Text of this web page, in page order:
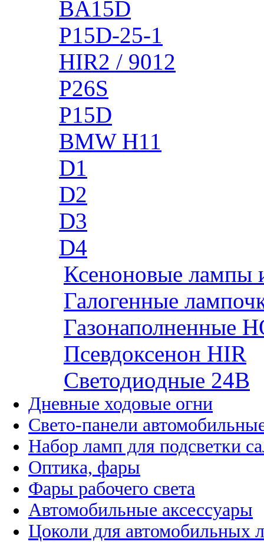
BA15D
P15D-25-1
HIR2 / 9012
P26S
P15D
BMW H11
D1
D2
D3
D4
Ксеноновые лампы
Галогенные
Газонаполненные
Псевдоксенон HIR
Cветодиодные 24B
Дневные ходовые огни
Свето-панели
Набор ламп для подсветки
Оптика, фары
Фары рабочего света
Автомобильные аксессуары
Цоколи для автомобильных